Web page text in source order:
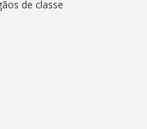
de classe